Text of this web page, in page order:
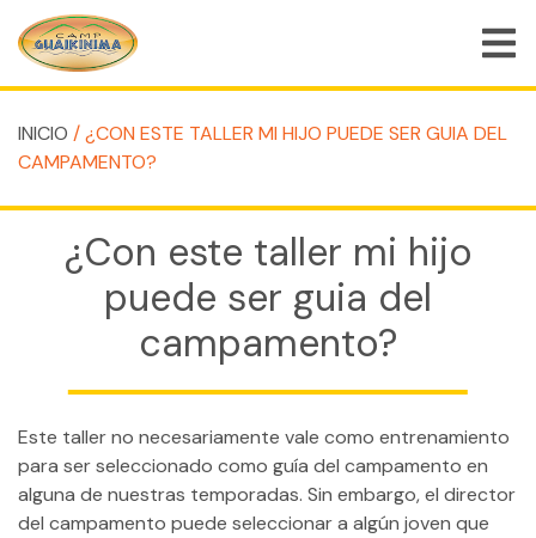
PROGRAMAS DE CAMPAMENTO DE VERANO
PROGRAMAS ESPECIALES
ACTIVIDADES
PREGUNTAS FRECUENTES
TIENDA
EMPLEOS
BLOG
INICIO / ¿CON ESTE TALLER MI HIJO PUEDE SER GUIA DEL
CAMPAMENTO?
¿Con este taller mi hijo
puede ser guia del
campamento?
Este taller no necesariamente vale como entrenamiento
para ser seleccionado como guía del campamento en
alguna de nuestras temporadas. Sin embargo, el director
del campamento puede seleccionar a algún joven que